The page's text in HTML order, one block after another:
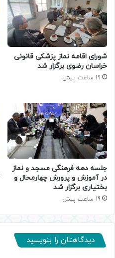
شورای اقامه نماز پزشکی قانونی
خراسان رضوی برگزار شد
19 ساعت پیش
جلسه دهه فرهنگی مسجد و نماز
در آموزش و پرورش چهارمحال و
بختیاری برگزار شد
19 ساعت پیش
دیدگاهتان را بنویسید